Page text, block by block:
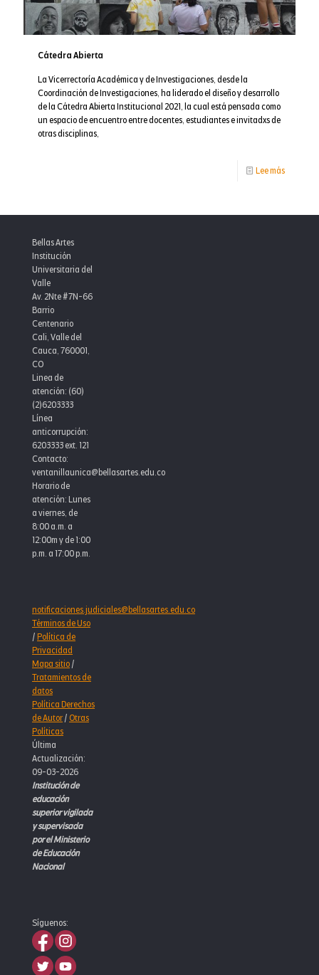
Cátedra Abierta
La Vicerrectoría Académica y de Investigaciones, desde la
Coordinación de Investigaciones, ha liderado el diseño y desarrollo
de la Cátedra Abierta Institucional 2021, la cual está pensada como
un espacio de encuentro entre docentes, estudiantes e invitadxs de
otras disciplinas,
Lee más-
Abierta
Bellas Artes
Institución
Universitaria del
Valle
Av. 2Nte #7N-66
Barrio
Centenario
Cali, Valle del
Cauca, 760001,
CO
Linea de
atención: (60)
(2)6203333
Línea
anticorrupción:
6203333 ext. 121
Contacto:
ventanillaunica@bellasartes.edu.co
Horario de
atención: Lunes
a viernes, de
8:00 a.m. a
12:00m y de 1:00
p.m. a 17:00 p.m.
notificaciones.judiciales@bellasartes.edu.co
Términos de Uso
/Política de
Privacidad
Mapa sitio/
Tratamientos de
datos
Política Derechos
de Autor/Otras
Políticas
Última
Actualización:
09-03-2026
Institución de
educación
superior vigilada
y supervisada
por el Ministerio
de Educación
Nacional
Síguenos: